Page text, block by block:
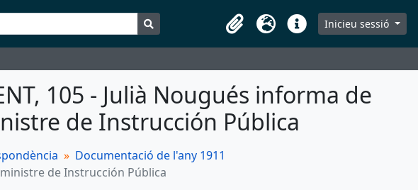
Search in browse page
Portaretalls
IdiomaDreceresInicieu sessió
105 - Julià Nougués informa de
de Instrucción Pública
Documentació de l'any 1911
de Instrucción Pública